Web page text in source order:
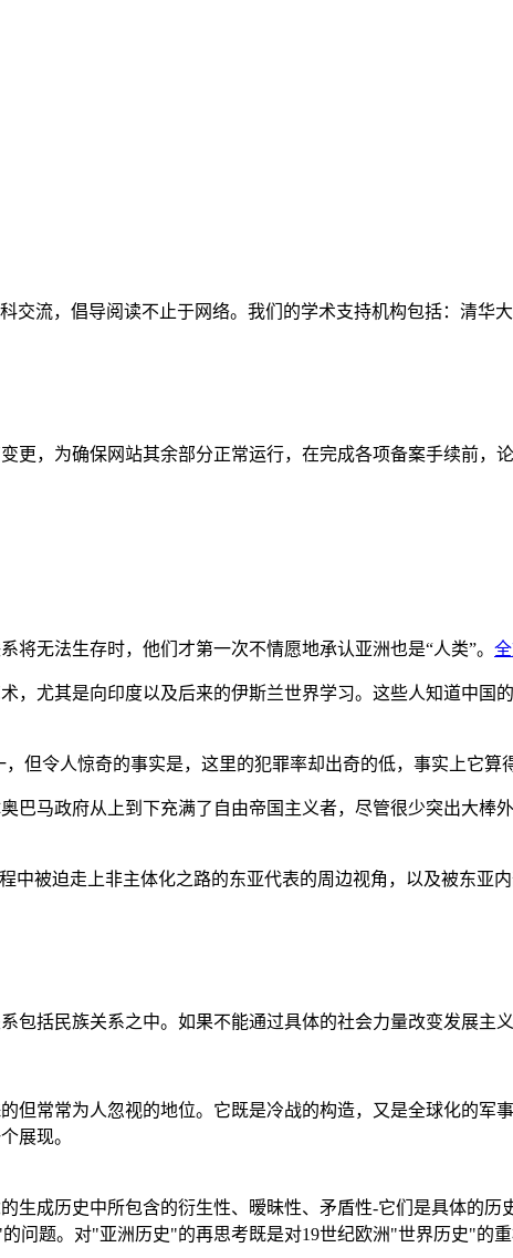
交流，倡导阅读不止于网络。我们的学术支持机构包括：清华
更，为确保网站其余部分正常运行，在完成各项备案手续前，
无法生存时，他们才第一次不情愿地承认亚洲也是“人类”。
，尤其是向印度以及后来的伊斯兰世界学习。这些人知道中国
但令人惊奇的事实是，这里的犯罪率却出奇的低，事实上它算
巴马政府从上到下充满了自由帝国主义者，尽管很少突出大棒
中被迫走上非主体化之路的东亚代表的周边视角，以及被东亚
包括民族关系之中。如果不能通过具体的社会力量改变发展主
但常常为人忽视的地位。它既是冷战的构造，又是全球化的军
展现。
生成历史中所包含的衍生性、暧昧性、矛盾性-它们是具体的
问题。对"亚洲历史"的再思考既是对19世纪欧洲"世界历史"的